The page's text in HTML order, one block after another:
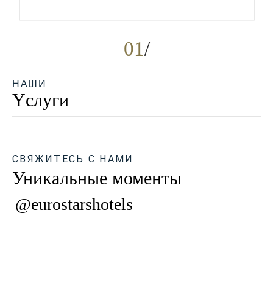
01
НАШИ
Yслуги
СВЯЖИТЕСЬ С НАМИ
Уникальные моменты
@eurostarshotels